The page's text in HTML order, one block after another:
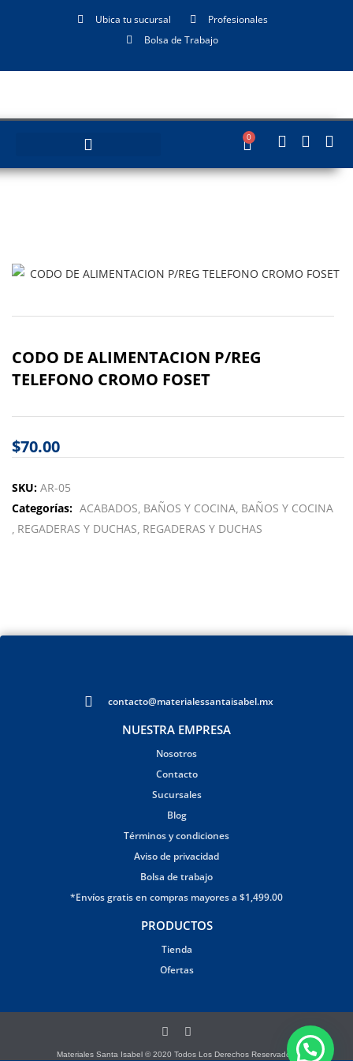
Ubica tu sucursal
Profesionales
Bolsa de Trabajo
0
CODO DE ALIMENTACION P/REG
TELEFONO CROMO FOSET
$70.00
SKU: AR-05
Categorías: ACABADOS BAÑOS Y COCINA BAÑOS Y COCINA
REGADERAS Y DUCHAS REGADERAS Y DUCHAS
contacto@materialessantaisabel.mx
NUESTRA EMPRESA
Nosotros
Contacto
Sucursales
Blog
Términos y condiciones
Aviso de privacidad
Bolsa de trabajo
*Envíos gratis en compras mayores a $1,499.00
PRODUCTOS
Tienda
Ofertas
Materiales Santa Isabel © 2020 Todos Los Derechos Reservados.